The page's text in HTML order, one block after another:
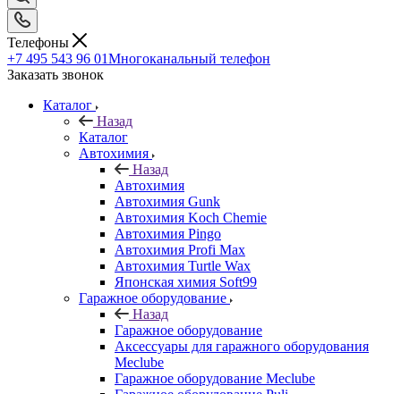
Телефоны
+7 495 543 96 01Многоканальный телефон
Заказать звонок
Каталог
Назад
Каталог
Автохимия
Назад
Автохимия
Автохимия Gunk
Автохимия Koch Chemie
Автохимия Pingo
Автохимия Profi Max
Автохимия Turtle Wax
Японская химия Soft99
Гаражное оборудование
Назад
Гаражное оборудование
Аксессуары для гаражного оборудования
Meclube
Гаражное оборудование Meclube